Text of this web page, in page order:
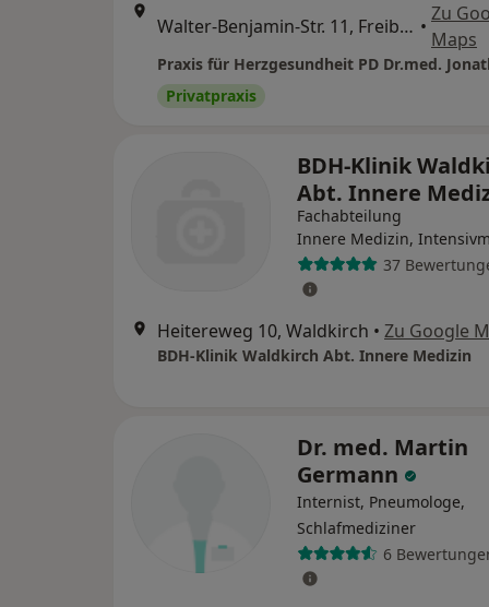
Walter-Benjamin-Str. 11, Freiburg •
Zu
Maps
Privatpraxis
BDH-Klinik
Abt. Innere
Fachabteilung
Innere Medizin,
37
Heitereweg 10, Waldkirch • Zu Google
BDH-Klinik Waldkirch Abt. Innere Medizin
Dr. med. Martin
Germann
Internist, Pneumologe,
Schlafmediziner
6